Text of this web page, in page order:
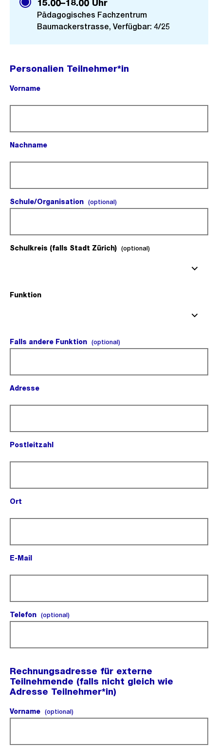
15.00–18.00 Uhr
Pädagogisches Fachzentrum
Baumackerstrasse, Verfügbar: 4/25
Personalien Teilnehmer*in
Vorname
Nachname
Schule/Organisation (optional)(optional).
Schulkreis (falls Stadt Zürich) (optional)(optional).
Funktion
Falls andere Funktion (optional)(optional).
Adresse
Postleitzahl
Ort
E-Mail
Telefon (optional)(optional).
Rechnungsadresse für externe
Teilnehmende (falls nicht gleich wie
Adresse Teilnehmer*in)
Vorname (optional)(optional).